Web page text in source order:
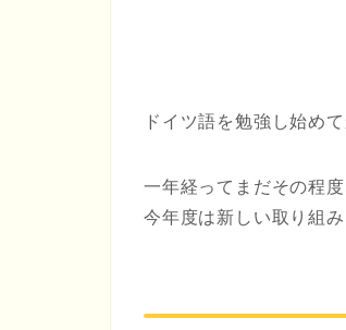
ドイツ語を勉強し始め
一年経ってまだその程
今年度は新しい取り組